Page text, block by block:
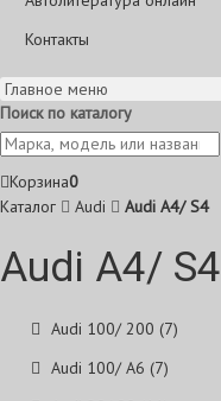
Контакты
Поиск по каталогу
Корзина0
Каталог
Audi Audi A4/ S4
Audi A4/ S4
Audi 100/ 200 (7)
Audi 100/ А6 (7)